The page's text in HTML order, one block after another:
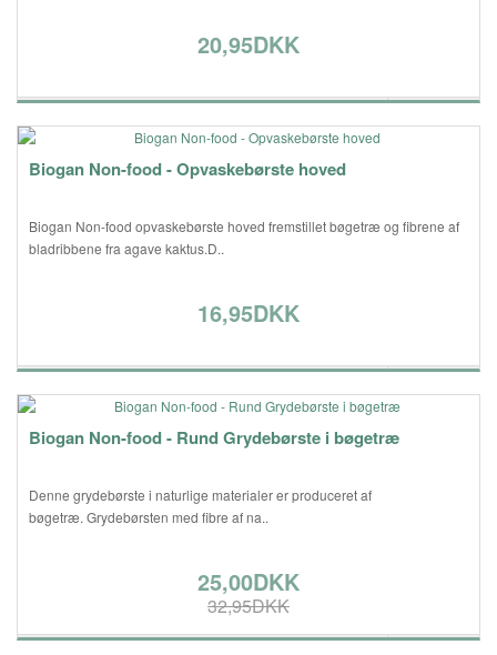
20,95DKK
Biogan Non-food - Opvaskebørste hoved
Biogan Non-food opvaskebørste hoved fremstillet bøgetræ og fibrene af
bladribbene fra agave kaktus.D..
16,95DKK
Biogan Non-food - Rund Grydebørste i bøgetræ
Denne grydebørste i naturlige materialer er produceret af
bøgetræ. Grydebørsten med fibre af na..
25,00DKK
32,95DKK